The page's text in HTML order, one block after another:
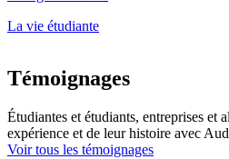
La vie étudiante
Témoignages
Étudiantes et étudiants, entreprises et
expérience et de leur histoire avec
Voir tous les témoignages